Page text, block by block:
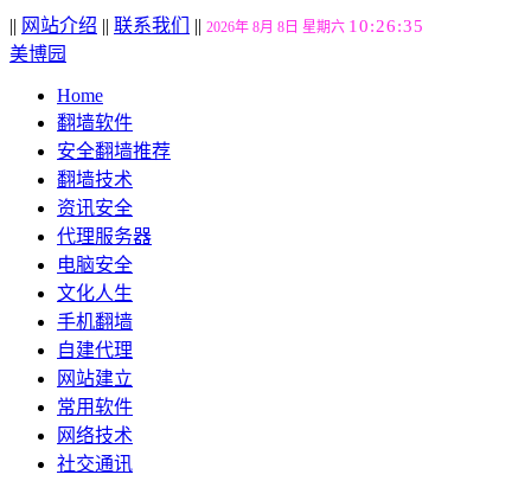
|| 网站介绍 || 联系我们 || 2026年 8月 8日 星期六 10:26:35
美博园
Home
翻墙软件
安全翻墙推荐
翻墙技术
资讯安全
代理服务器
电脑安全
文化人生
手机翻墙
自建代理
网站建立
常用软件
网络技术
社交通讯